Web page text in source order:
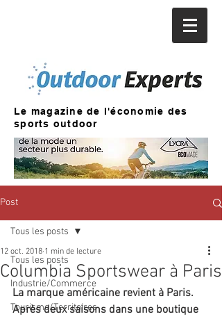
Le magazine de l'économie des
sports outdoor
Post
Tous les posts
Industrie/Commerce
Tourisme/Territoires
Tous les posts
Columbia Sportswear à Paris
12 oct. 2018 1 min de lecture
La marque américaine revient à Paris.
Après deux saisons dans une boutique